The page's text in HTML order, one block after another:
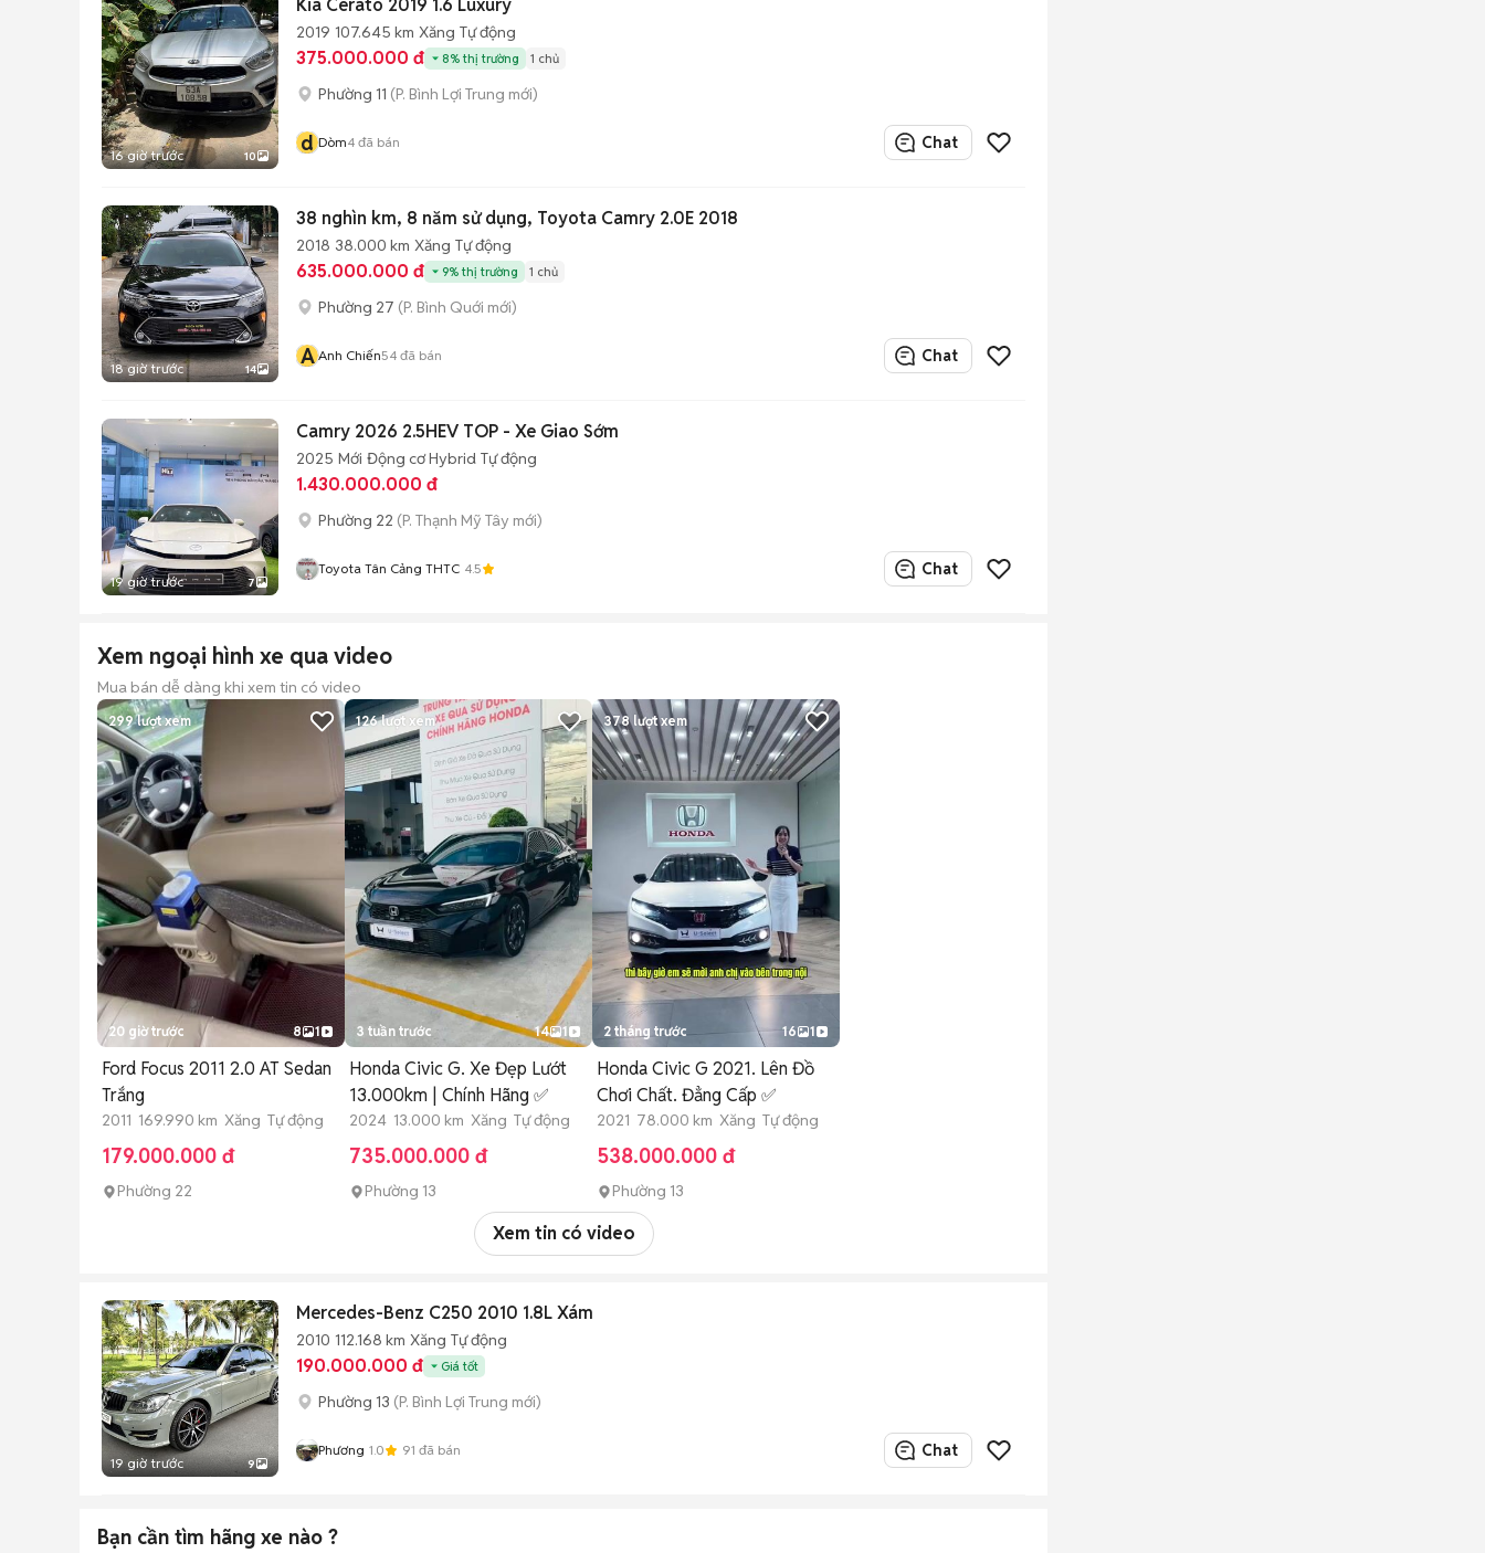
16 giờ trước 10
Kia Cerato 2019 1.6 Luxury
2019 107.645 km Xăng Tự động
375.000.000 đ 8% thị trường 1 chủ
Phường 11 (P. Bình Lợi Trung mới)
d Dòm4 đã bán Chat
18 giờ trước 14
38 nghìn km, 8 năm sử dụng, Toyota Camry 2.0E 2018
2018 38.000 km Xăng Tự động
635.000.000 đ 9% thị trường 1 chủ
Phường 27 (P. Bình Quới mới)
A Anh Chiến54 đã bán Chat
19 giờ trước 7
Camry 2026 2.5HEV TOP - Xe Giao Sớm
2025 Mới Động cơ Hybrid Tự động
1.430.000.000 đ
Phường 22 (P. Thạnh Mỹ Tây mới)
Toyota Tân Cảng THTC 4.5 Chat
Xem ngoại hình xe qua video
Mua bán dễ dàng khi xem tin có video
299lượt xem
20 giờ trước 8 1
Ford Focus 2011 2.0 AT Sedan
Trắng
2011 169.990 km Xăng Tự động
179.000.000 đ
Phường 22
126lượt xem
3 tuần trước 14 1
Honda Civic G. Xe Đẹp Lướt
13.000km | Chính Hãng ✅
2024 13.000 km Xăng Tự động
735.000.000 đ
Phường 13
378lượt xem
2 tháng trước 16 1
Honda Civic G 2021. Lên Đồ
Chơi Chất. Đẳng Cấp ✅
2021 78.000 km Xăng Tự động
538.000.000 đ
Phường 13
Xem tin có video
19 giờ trước 9
Mercedes-Benz C250 2010 1.8L Xám
2010 112.168 km Xăng Tự động
190.000.000 đ Giá tốt
Phường 13 (P. Bình Lợi Trung mới)
Phương 1.0 91 đã bán Chat
Bạn cần tìm hãng xe nào ?